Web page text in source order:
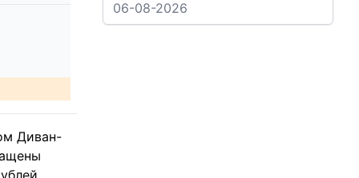
Диван-